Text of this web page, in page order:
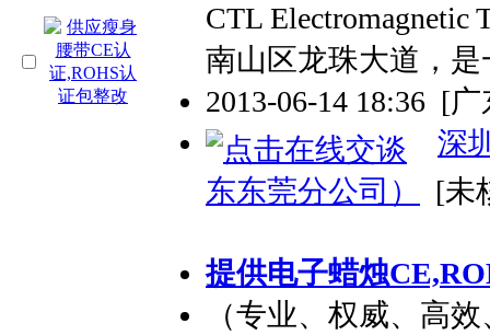
CTL Electromagnetic
南山区龙珠大道，是
2013-06-14 18:36 [广
深
东东莞分公司）
[未
提供电子蜡烛
（专业、权威、高